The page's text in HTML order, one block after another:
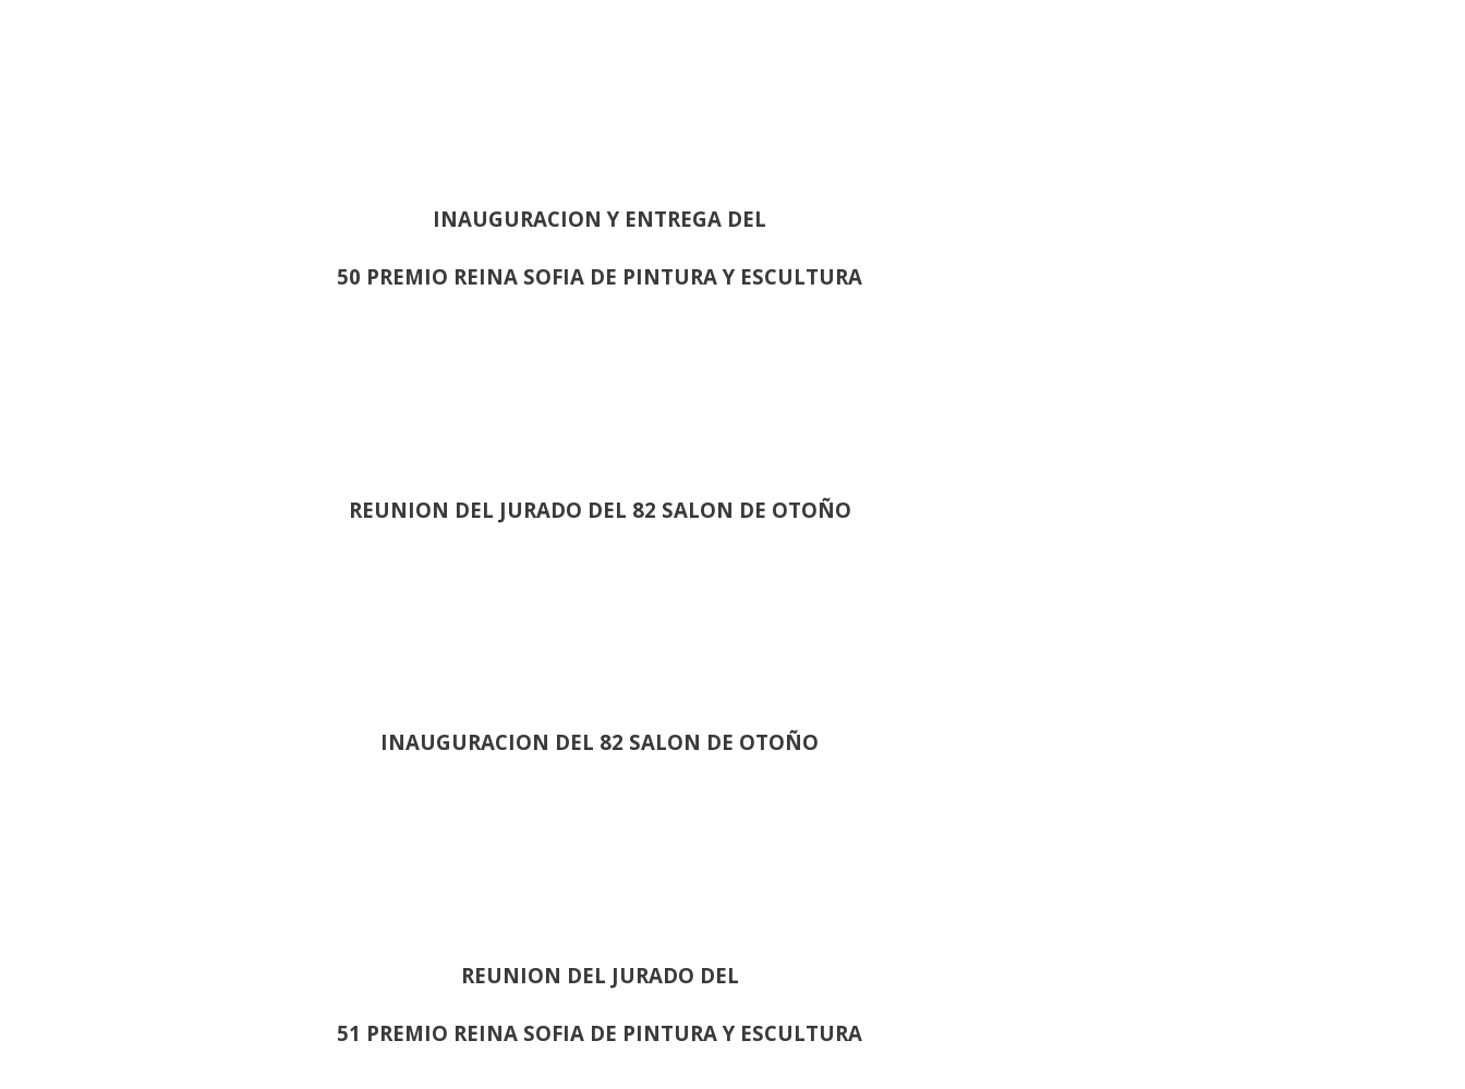
INAUGURACION Y ENTREGA DEL
50 PREMIO REINA SOFIA DE PINTURA Y ESCULTURA
REUNION DEL JURADO DEL 82 SALON DE OTOÑO
INAUGURACION DEL 82 SALON DE OTOÑO
REUNION DEL JURADO DEL
51 PREMIO REINA SOFIA DE PINTURA Y ESCULTURA